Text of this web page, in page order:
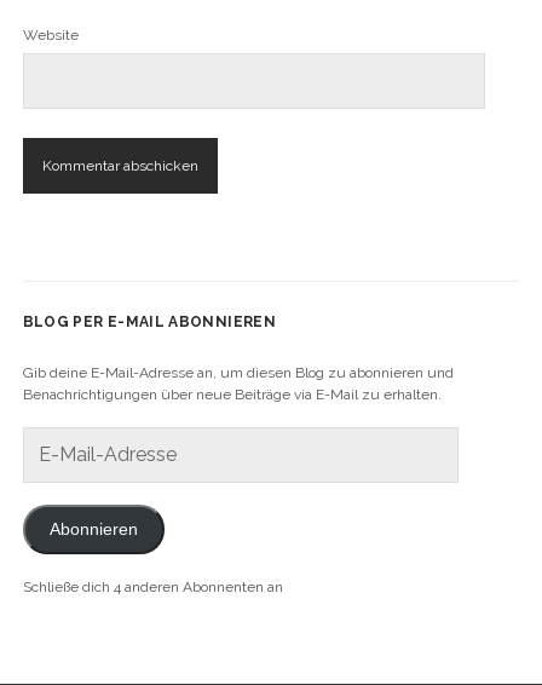
Website
BLOG PER E-MAIL ABONNIEREN
Gib deine E-Mail-Adresse an, um diesen Blog zu abonnieren und
Benachrichtigungen über neue Beiträge via E-Mail zu erhalten.
Mail-
Adresse
Abonnieren
Schließe dich 4 anderen Abonnenten an